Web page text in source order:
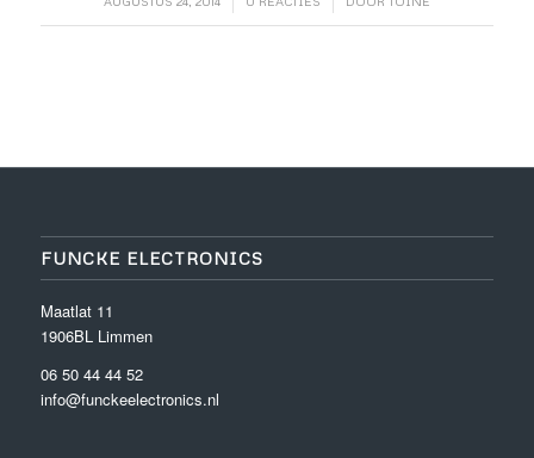
FUNCKE ELECTRONICS
Maatlat 11
1906BL Limmen
06 50 44 44 52
info@funckeelectronics.nl